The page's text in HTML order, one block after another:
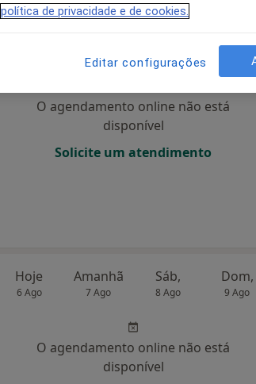
O agendamento online não está
disponível
Solicite um atendimento
Hoje
6 Ago
Amanhã
7 Ago
Sáb,
8 Ago
Dom,
9 Ago
O agendamento online não está
disponível
política de privacidade e de cookies.
Editar configurações